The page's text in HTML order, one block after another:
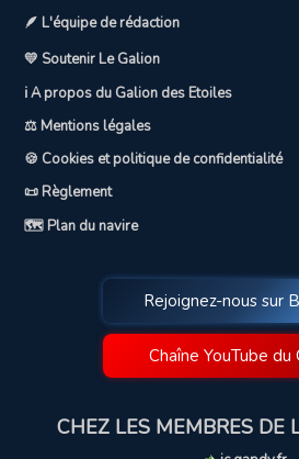
🪶 L'équipe de rédaction
💛 Soutenir Le Galion
ℹ️ A propos du Galion des Etoiles
⚖️ Mentions légales
🍪 Cookies et politique de confidentialité
📜 Règlement
🗺️ Plan du navire
Rejoignez-nous sur
Chaîne YouTube du
CHEZ LES MEMBRES DE